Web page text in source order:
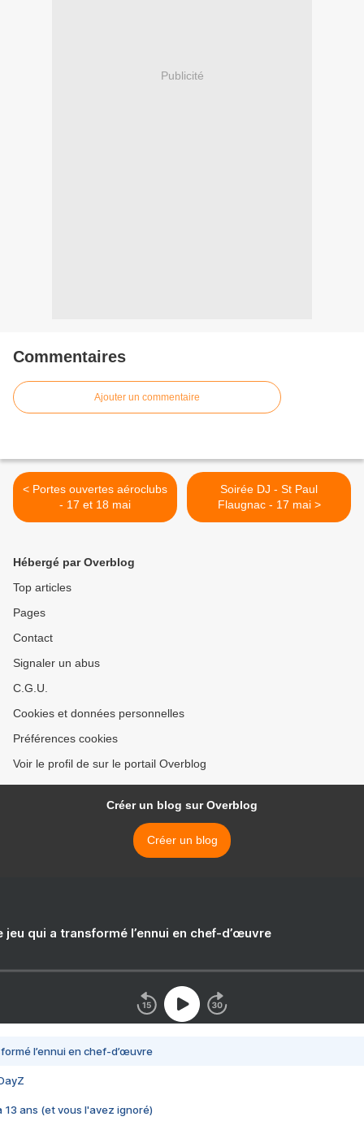
Publicité
Commentaires
Ajouter un commentaire
< Portes ouvertes aéroclubs
- 17 et 18 mai
Soirée DJ - St Paul
Flaugnac - 17 mai >
Hébergé par Overblog
Top articles
Pages
Contact
Signaler un abus
C.G.U.
Cookies et données personnelles
Préférences cookies
Voir le profil de sur le portail Overblog
Créer un blog sur Overblog
Créer un blog
jeu qui a transformé l’ennui en chef-d’œuvre
l’ennui en chef-d’œuvre
13 ans (et vous l'avez ignoré)